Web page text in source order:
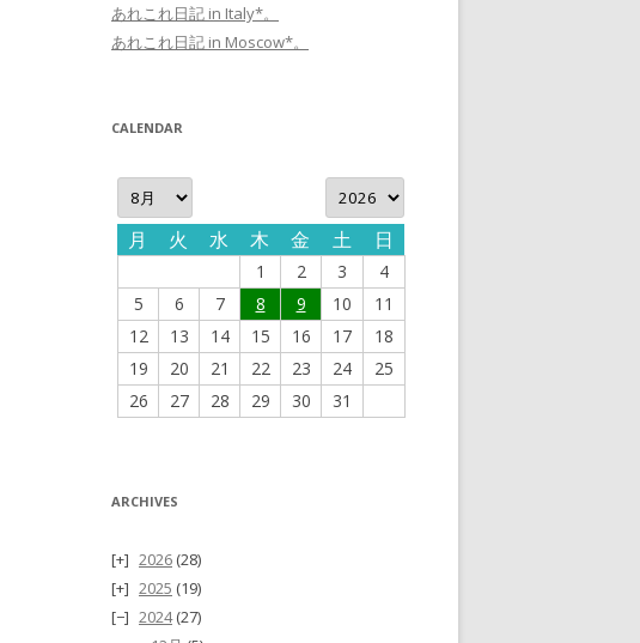
あれこれ日記 in Italy*。
あれこれ日記 in Moscow*。
CALENDAR
月 火 水 木 金 土 日
1 2 3
4
5
6 7 8 9 10
11
12
13 14 15 16 17
18
19
20 21 22 23 24
25
26
27 28 29 30 31
ARCHIVES
2026 (28)
2025 (19)
2024(27)